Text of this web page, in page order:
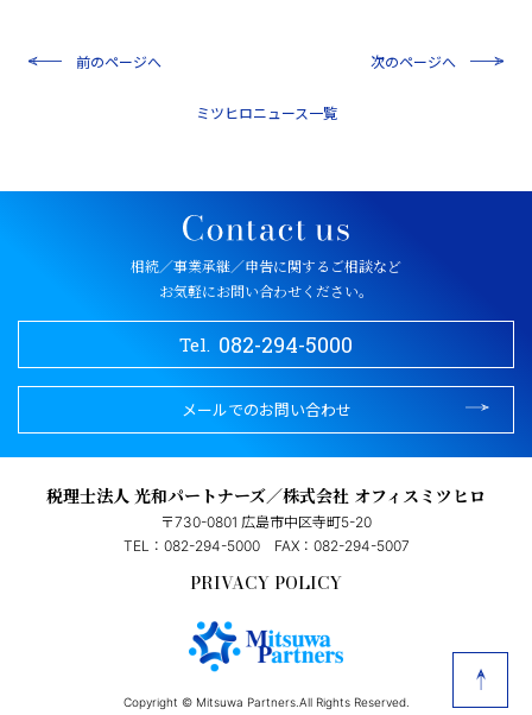
前のページへ
一覧
次のページへ
相続／事業承継／申告に関するご相談など
お気軽にお問い合わせください。
Tel. 082-294-5000
メールでのお問い合わせ
Copyright © Mitsuwa Partners.All Rights Reserved.
税理士法人 光和パートナーズ／株式会社 オフィスミツヒロ
〒730-0801 広島市中区寺町5-20
TEL：082-294-5000
FAX：082-294-5007
PRIVACY POLICY